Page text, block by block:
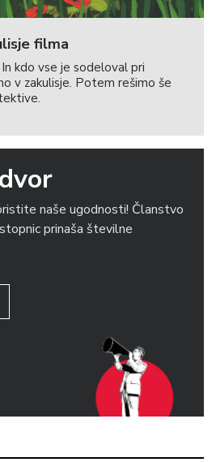
filma
kdo vse je sodeloval pri
v zakulisje. Potem rešimo še
naše ugodnosti! Članstvo
prinaša številne